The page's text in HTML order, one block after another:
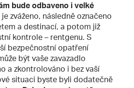
bude odbaveno i velké
je zváženo, následně označeno
a destinací, a potom již
kontrole – rentgenu. S
bezpečnostní opatření
být vaše zavazadlo
a zkontrolováno i bez vaší
situaci byste byli dodatečně